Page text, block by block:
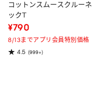
コットンスムースクルーネ
ックT
¥790
8/13までアプリ会員特別価格
4.5 (999+)